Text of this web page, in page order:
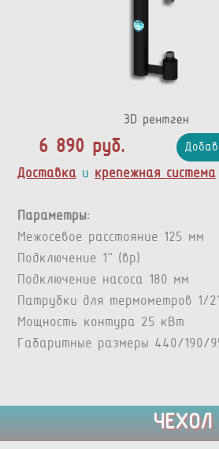
6 890 руб.
Доставка и крепежная система
Параметры:
Межосевое расстояние 125 мм
Подключение 1” (вр)
Подключение насоса 180 мм
Патрубки для термометров 1/
Мощность контура 25 кВт
Габаритные размеры 440/190/
ЧЕХОЛ